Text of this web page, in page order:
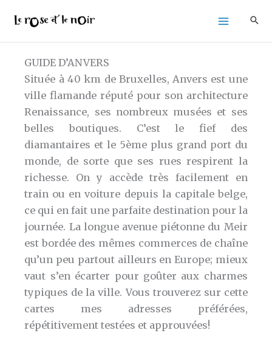
contenu
GUIDE D’ANVERS
Située à 40 km de Bruxelles, Anvers est une
ville flamande réputé pour son architecture
Renaissance, ses nombreux musées et ses
belles boutiques. C’est le fief des
diamantaires et le 5ème plus grand port du
monde, de sorte que ses rues respirent la
richesse. On y accède très facilement en
train ou en voiture depuis la capitale belge,
ce qui en fait une parfaite destination pour la
journée. La longue avenue piétonne du Meir
est bordée des mêmes commerces de chaîne
qu’un peu partout ailleurs en Europe; mieux
vaut s’en écarter pour goûter aux charmes
typiques de la ville. Vous trouverez sur cette
cartes mes adresses préférées,
répétitivement testées et approuvées!